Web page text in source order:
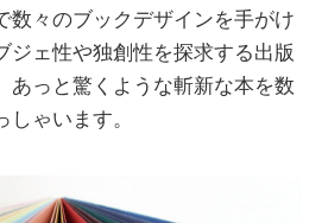
数々のブックデザインを手がけ
ジェ性や独創性を探求する出版
あっと驚くような斬新な本を数
ゃいます。